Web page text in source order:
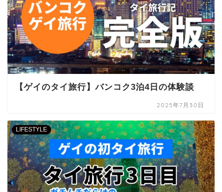
【ゲイのタイ旅行】バンコク3泊4日の体験談
2025年7月30日
LIFESTYLE